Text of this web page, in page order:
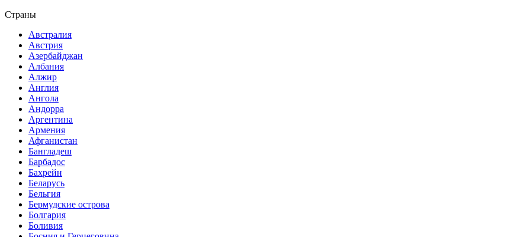
Страны
Австралия
Австрия
Азербайджан
Албания
Алжир
Англия
Ангола
Андорра
Аргентина
Армения
Афганистан
Бангладеш
Барбадос
Бахрейн
Беларусь
Бельгия
Бермудские острова
Болгария
Боливия